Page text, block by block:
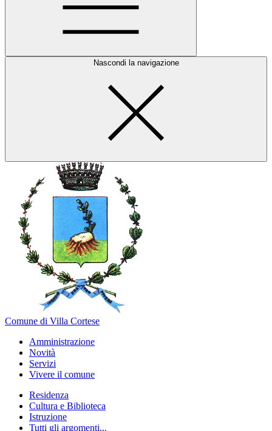
Nascondi la navigazione
Comune di Villa Cortese
Amministrazione
Novità
Servizi
Vivere il comune
Residenza
Cultura e Biblioteca
Istruzione
Tutti gli argomenti...